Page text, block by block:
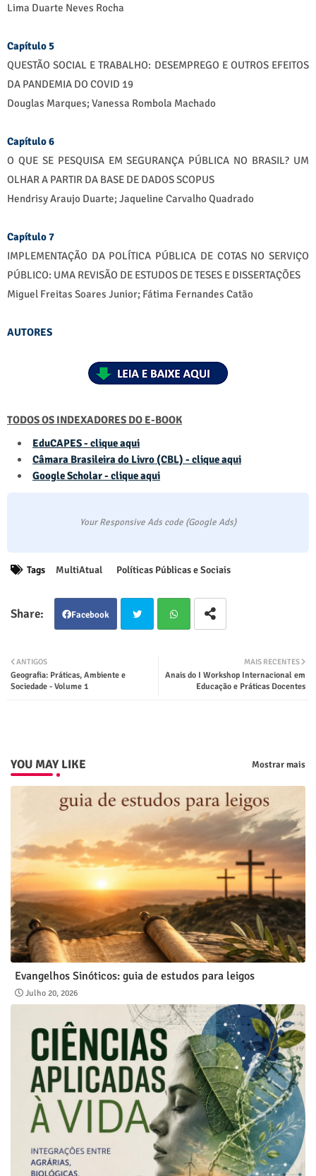
Lima Duarte Neves Rocha
Capítulo 5
QUESTÃO SOCIAL E TRABALHO: DESEMPREGO E OUTROS EFEITOS
DA PANDEMIA DO COVID 19
Douglas Marques; Vanessa Rombola Machado
Capítulo 6
O QUE SE PESQUISA EM SEGURANÇA PÚBLICA NO BRASIL? UM
OLHAR A PARTIR DA BASE DE DADOS SCOPUS
Hendrisy Araujo Duarte; Jaqueline Carvalho Quadrado
Capítulo 7
IMPLEMENTAÇÃO DA POLÍTICA PÚBLICA DE COTAS NO SERVIÇO
PÚBLICO: UMA REVISÃO DE ESTUDOS DE TESES E DISSERTAÇÕES
Miguel Freitas Soares Junior; Fátima Fernandes Catão
AUTORES
TODOS OS INDEXADORES DO E-BOOK
EduCAPES - clique aqui
Câmara Brasileira do Livro (CBL) - clique aqui
Google Scholar - clique aqui
Your Responsive Ads code (Google Ads)
Tags MultiAtual Políticas Públicas e Sociais
Facebook
tsap
MAIS RECENTES
Anais do I Workshop Internacional em
Educação e Práticas Docentes
ANTIGOS
Geografia: Práticas, Ambiente e
Sociedade - Volume 1
YOU MAY LIKE Mostrar mais
Evangelhos Sinóticos: guia de estudos para leigos
Julho 20, 2026